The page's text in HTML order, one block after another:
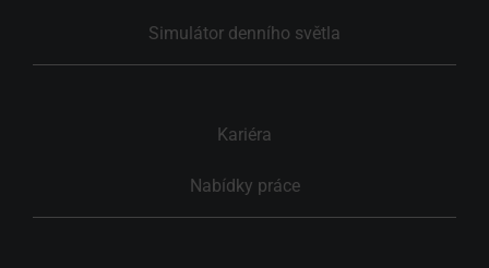
Simulátor denního světla
Kariéra
Nabídky práce